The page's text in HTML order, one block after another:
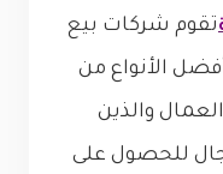
تقوم شركات بيع
الأنواع من
والذين
للحصول على